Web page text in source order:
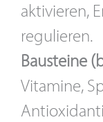
aktivieren,
regulieren.
Bausteine
Vitamine,